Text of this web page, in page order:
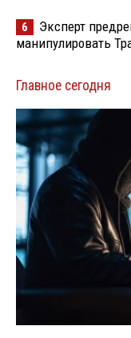
6
Эксперт
манипулировать
Главное сегодня